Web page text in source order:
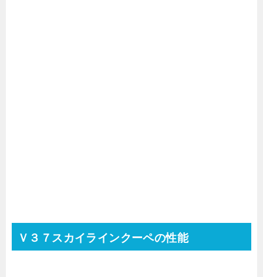
Ｖ３７スカイラインクーペの性能